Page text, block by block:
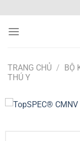
qua
nội
TRANG CHỦ / BỘ
THÚ Y